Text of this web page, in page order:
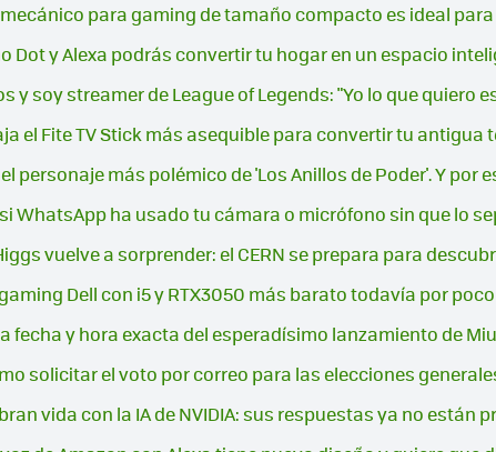
para gaming de tamaño compacto es ideal
Dot y Alexa podrás convertir tu hogar en un espacio
y soy streamer de League of Legends: "Yo lo que quiero
el Fite TV Stick más asequible para convertir tu antigua
personaje más polémico de 'Los Anillos de Poder'. Y
WhatsApp ha usado tu cámara o micrófono sin que lo
vuelve a sorprender: el CERN se prepara para
Dell con i5 y RTX3050 más barato todavía por
fecha y hora exacta del esperadísimo lanzamiento de
solicitar el voto por correo para las elecciones
vida con la IA de NVIDIA: sus respuestas ya no están